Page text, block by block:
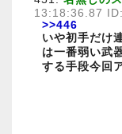
13:18:36.87
>>446
いや初手だけ
は一番弱い武
する手段今回